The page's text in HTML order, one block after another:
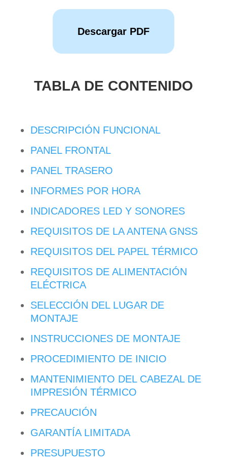
Descargar PDF
TABLA DE CONTENIDO
DESCRIPCIÓN FUNCIONAL
PANEL FRONTAL
PANEL TRASERO
INFORMES POR HORA
INDICADORES LED Y SONORES
REQUISITOS DE LA ANTENA GNSS
REQUISITOS DEL PAPEL TÉRMICO
REQUISITOS DE ALIMENTACIÓN
ELÉCTRICA
SELECCIÓN DEL LUGAR DE
MONTAJE
INSTRUCCIONES DE MONTAJE
PROCEDIMIENTO DE INICIO
MANTENIMIENTO DEL CABEZAL DE
IMPRESIÓN TÉRMICO
PRECAUCIÓN
GARANTÍA LIMITADA
PRESUPUESTO